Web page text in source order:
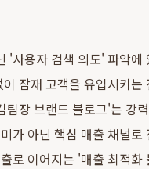
'사용자 검색 의도' 파악에
잠재 고객을 유입시키는
장 브랜드 블로그'는 강
가 아닌 핵심 매출 채널로
로 이어지는 '매출 최적